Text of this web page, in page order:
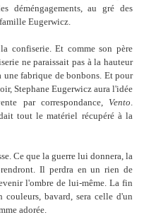
déméngagements, au gré des
Eugerwicz.
confiserie. Et comme son père
ne paraissait pas à la hauteur
fabrique de bonbons. Et pour
Stephane Eugerwicz aura l'idée
par correspondance, Vento.
tout le matériel récupéré à la
Ce que la guerre lui donnera, la
Il perdra en un rien de
l'ombre de lui-même. La fin
couleurs, bavard, sera celle d'un
adorée.